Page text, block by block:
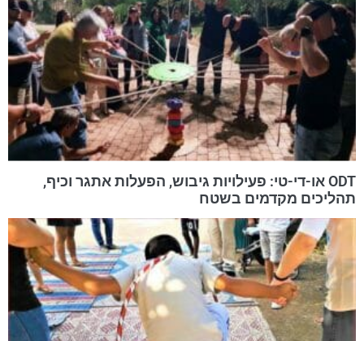
ODT או-די-טי: פעילויות גיבוש, הפעלות אתגר וכיף,
תהליכים מקדמים בשטח